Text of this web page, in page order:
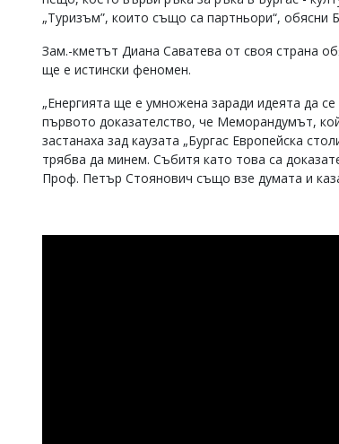
„Туризъм”, които също са партньори“, обясни
Зам.-кметът Диана Саватева от своя страна
ще е истински феномен.
„Енергията ще е умножена заради идеята да
първото доказателство, че Меморандумът,
застанаха зад каузата „Бургас Европейска
трябва да минем. Събитя като това са
Проф. Петър Стоянович също взе думата и